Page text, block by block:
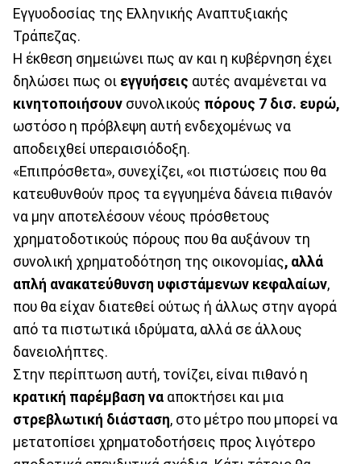
Εγγυοδοσίας της Ελληνικής Αναπτυξιακής
Τράπεζας.
Η έκθεση σημειώνει πως αν και η κυβέρνηση έχει
δηλώσει πως οι εγγυήσεις αυτές αναμένεται να
κινητοποιήσουν συνολικούς πόρους 7 δισ. ευρώ,
ωστόσο η πρόβλεψη αυτή ενδεχομένως να
αποδειχθεί υπεραισιόδοξη.
«Επιπρόσθετα», συνεχίζει, «οι πιστώσεις που θα
κατευθυνθούν προς τα εγγυημένα δάνεια πιθανόν
να μην αποτελέσουν νέους πρόσθετους
χρηματοδοτικούς πόρους που θα αυξάνουν τη
συνολική χρηματοδότηση της οικονομίας, αλλά
απλή ανακατεύθυνση υφιστάμενων κεφαλαίων,
που θα είχαν διατεθεί ούτως ή άλλως στην αγορά
από τα πιστωτικά ιδρύματα, αλλά σε άλλους
δανειολήπτες.
Στην περίπτωση αυτή, τονίζει, είναι πιθανό η
κρατική παρέμβαση να αποκτήσει και μια
στρεβλωτική διάσταση, στο μέτρο που μπορεί να
μετατοπίσει χρηματοδοτήσεις προς λιγότερο